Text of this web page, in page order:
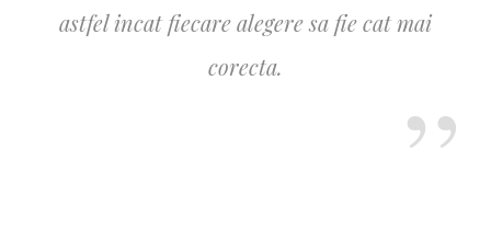
astfel incat fiecare alegere sa fie cat mai
corecta.